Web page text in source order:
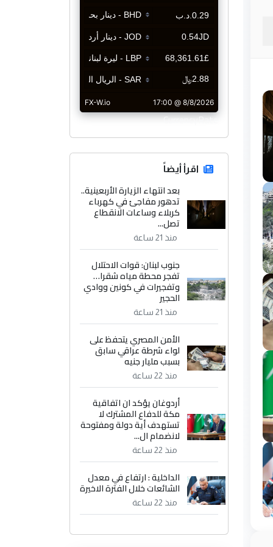
CurrencyRate
اقرأ أيضاً
بعد انتهاء الزيارة الأربعينية..
تدهور مفاجئ في كهرباء
كربلاء وساعات الانقطاع
تصل...
منذ 21 ساعة
جنوب لبنان: قوات الاحتلال
تفجر محطة مياه شقرا…
وتفجيرات في كونين ووادي
الحجير
منذ 21 ساعة
الأمن المصري يتحفظ على
لواء شرطة عراقي سابق
بسبب مليار جنيه
منذ 22 ساعة
أردوغان يؤكد ان اتفاقية
مكة للدفاع المشترك لا
تستهدف أية دولة ومفتوحة
لانضمام ال...
منذ 22 ساعة
الداخلية : ارتفاع في معدل
الشائعات خلال الفترة الاخيرة
منذ 22 ساعة